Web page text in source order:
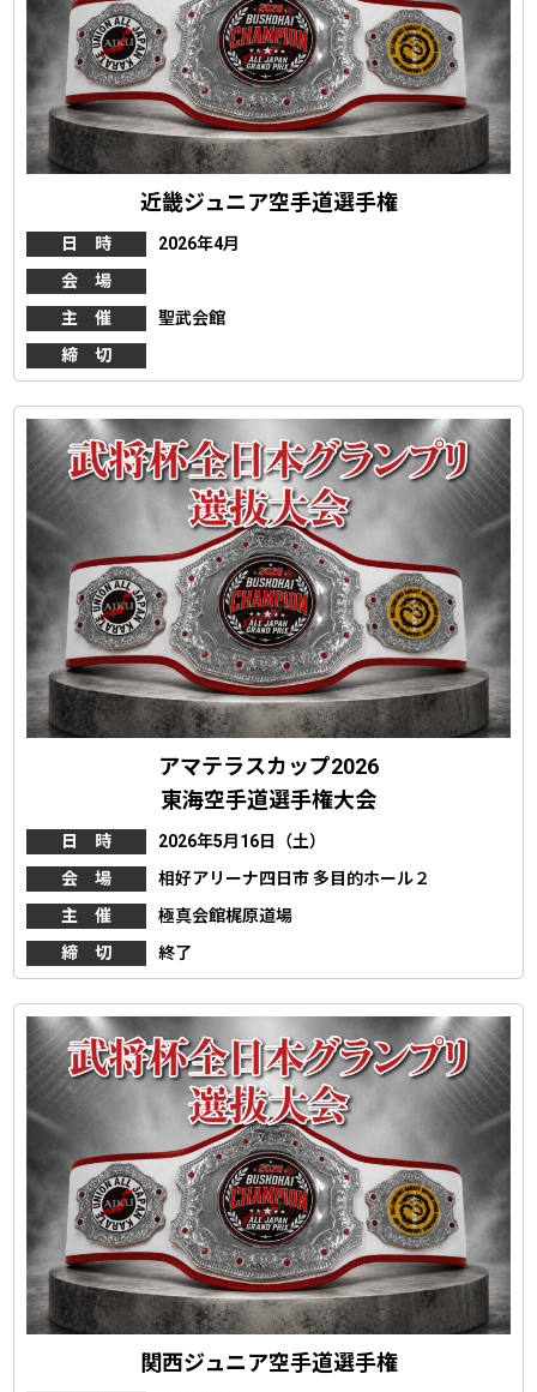
近畿ジュニア空手道選手権
日 時
2026年4月
会 場
主 催
聖武会館
締 切
アマテラスカップ2026
東海空手道選手権大会
日 時
2026年5月16日（土）
会 場
相好アリーナ四日市 多目的ホール２
主 催
極真会館梶原道場
締 切
終了
関西ジュニア空手道選手権